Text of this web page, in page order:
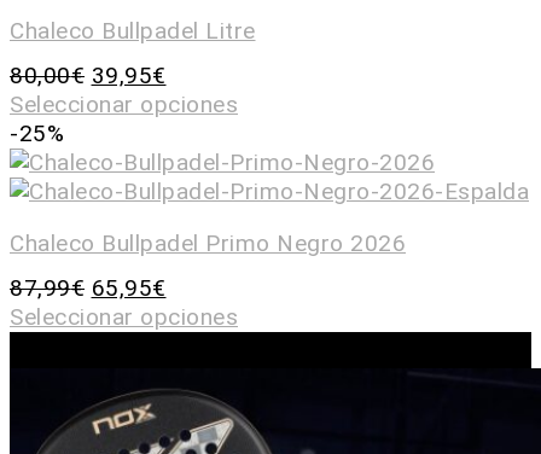
Chaleco Bullpadel Litre
80,00€ 39,95€
Seleccionar opciones
-25%
Chaleco Bullpadel Primo Negro 2026
87,99€ 65,95€
Seleccionar opciones